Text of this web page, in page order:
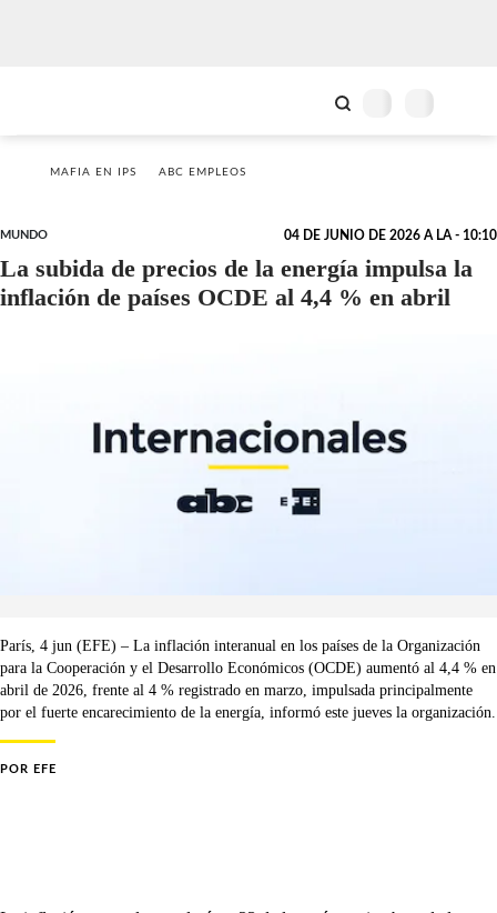
MAFIA EN IPS ABC EMPLEOS
MUNDO 04 DE JUNIO DE 2026 A LA - 10:10
La subida de precios de la energía impulsa la
inflación de países OCDE al 4,4 % en abril
París, 4 jun (EFE) – La inflación interanual en los países de la Organización
para la Cooperación y el Desarrollo Económicos (OCDE) aumentó al 4,4 % en
abril de 2026, frente al 4 % registrado en marzo, impulsada principalmente
por el fuerte encarecimiento de la energía, informó este jueves la organización.
POR EFE